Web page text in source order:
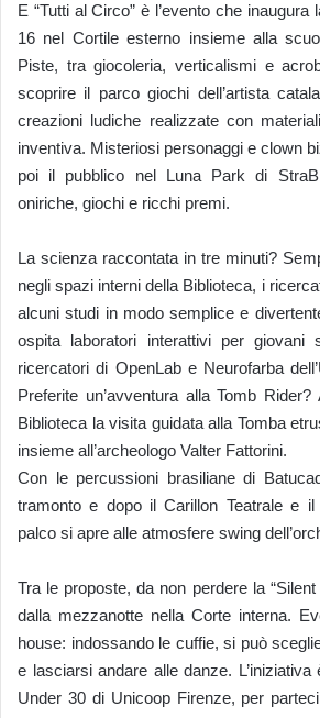
E “Tutti al Circo” è l’evento che
16 nel Cortile esterno insieme alla
Piste, tra giocoleria, verticalismi e
scoprire il parco giochi dell’artista
creazioni ludiche realizzate con
inventiva. Misteriosi personaggi e clown
poi il pubblico nel Luna Park di
oniriche, giochi e ricchi premi.
La scienza raccontata in tre minuti?
negli spazi interni della Biblioteca, i
alcuni studi in modo semplice e
ospita laboratori interattivi per giovani
ricercatori di OpenLab e Neurofarba
Preferite un’avventura alla Tomb
Biblioteca la visita guidata alla Tomba
insieme all’archeologo Valter Fattorini.
Con le percussioni brasiliane di
tramonto e dopo il Carillon Teatrale e
palco si apre alle atmosfere swing
Tra le proposte, da non perdere la
dalla mezzanotte nella Corte interna.
house: indossando le cuffie, si può
e lasciarsi andare alle danze.
Under 30 di Unicoop Firenze, per